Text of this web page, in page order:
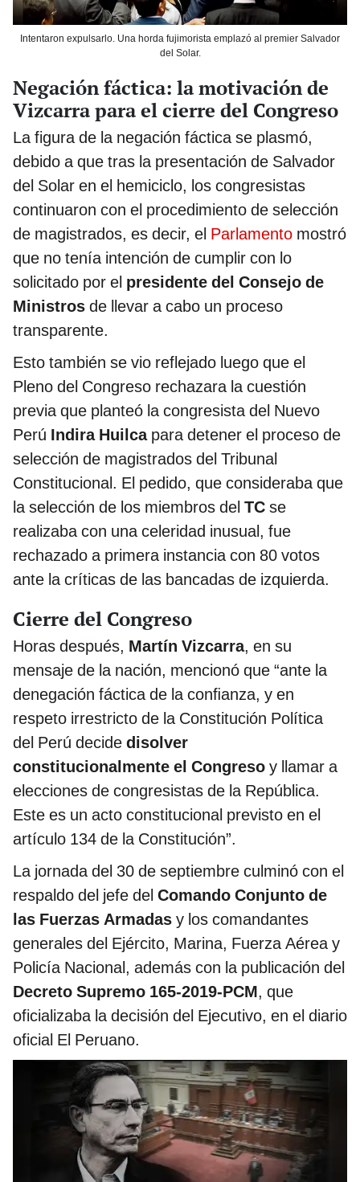
Intentaron expulsarlo. Una horda fujimorista emplazó al premier Salvador
del Solar.
Negación fáctica: la motivación de
Vizcarra para el cierre del Congreso
La figura de la negación fáctica se plasmó,
debido a que tras la presentación de Salvador
del Solar en el hemiciclo, los congresistas
continuaron con el procedimiento de selección
de magistrados, es decir, el Parlamento mostró
que no tenía intención de cumplir con lo
solicitado por el presidente del Consejo de
Ministros de llevar a cabo un proceso
transparente.
Esto también se vio reflejado luego que el
Pleno del Congreso rechazara la cuestión
previa que planteó la congresista del Nuevo
Perú Indira Huilcapara detener el proceso de
selección de magistrados del Tribunal
Constitucional. El pedido, que consideraba que
la selección de los miembros del TC se
realizaba con una celeridad inusual, fue
rechazado a primera instancia con 80 votos
ante la críticas de las bancadas de izquierda.
Cierre del Congreso
Horas después, Martín Vizcarra, en su
mensaje de la nación, mencionó que “ante la
denegación fáctica de la conﬁanza, y en
respeto irrestricto de la Constitución Política
del Perú decide disolver
constitucionalmente el Congreso y llamar a
elecciones de congresistas de la República.
Este es un acto constitucional previsto en el
artículo 134 de la Constitución”.
La jornada del 30 de septiembre culminó con el
respaldo del jefe del Comando Conjunto de
las Fuerzas Armadas y los comandantes
generales del Ejército, Marina, Fuerza Aérea y
Policía Nacional, además con la publicación del
Decreto Supremo 165-2019-PCM, que
oficializaba la decisión del Ejecutivo, en el diario
oficial El Peruano.